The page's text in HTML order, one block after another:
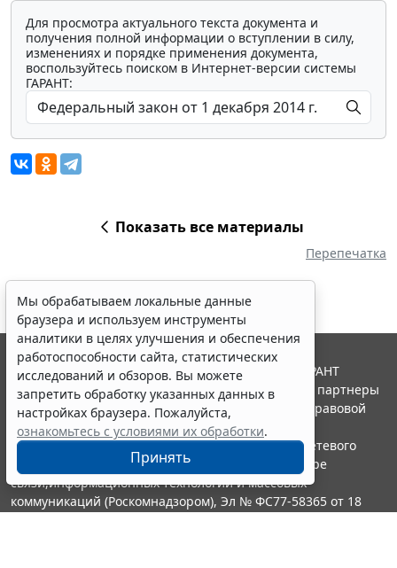
Для просмотра актуального текста документа и
получения полной информации о вступлении в силу,
изменениях и порядке применения документа,
воспользуйтесь поиском в Интернет-версии системы
ГАРАНТ:
Показать все материалы
Перепечатка
Мы обрабатываем локальные данные
браузера и используем инструменты
аналитики в целях улучшения и обеспечения
работоспособности сайта, статистических
исследований и обзоров. Вы можете
запретить обработку указанных данных в
настройках браузера. Пожалуйста,
ознакомьтесь с условиями их обработки.
Принять
© ООО "НПП "ГАРАНТ-СЕРВИС", 2026. Система ГАРАНТ
выпускается с 1990 года. Компания "Гарант" и ее партнеры
являются участниками Российской ассоциации правовой
информации ГАРАНТ.
Портал ГАРАНТ.РУ зарегистрирован в качестве сетевого
издания Федеральной службой по надзору в сфере
связи,информационных технологий и массовых
коммуникаций (Роскомнадзором), Эл № ФС77-58365 от 18